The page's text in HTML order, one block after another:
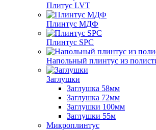
Плитус LVT
Плинтус МДФ
Плинтус SPC
Напольный плинтус из
Заглушки
Заглушка 58мм
Заглушка 72мм
Заглушки 100мм
Заглушки 55м
Микроплинтус